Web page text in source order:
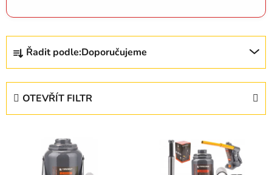
Ř
z
Řadit podle:Doporučujeme
OTEVŘÍT FILTR